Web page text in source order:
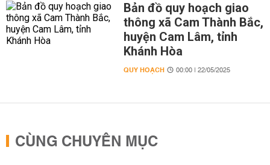
Bản đồ quy hoạch giao
thông xã Cam Thành Bắc,
huyện Cam Lâm, tỉnh
Khánh Hòa
QUY HOẠCH 00:00 | 22/05/2025
CÙNG CHUYÊN MỤC